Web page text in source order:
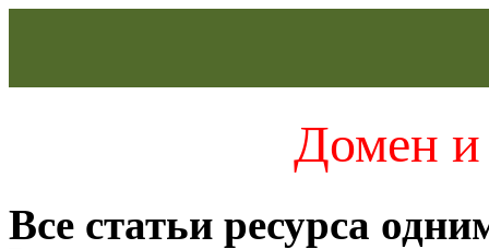
Домен и
Все статьи ресурса